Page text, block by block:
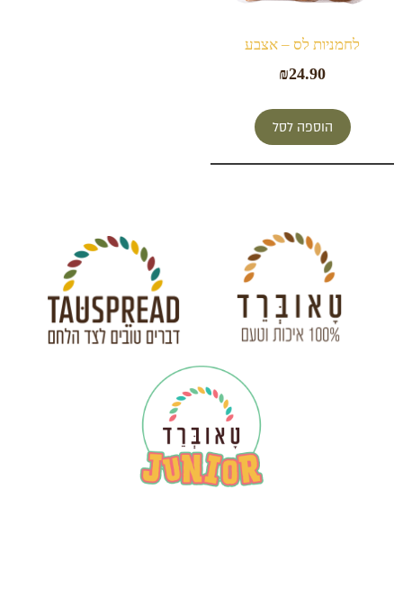
לחמניות לס – אצבע
₪24.90
הוספה לסל